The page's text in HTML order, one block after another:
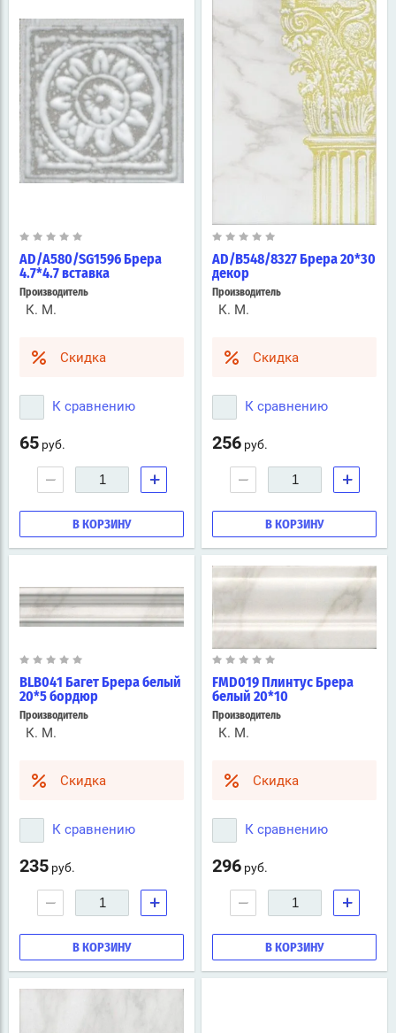
AD/A580/SG1596 Брера
4.7*4.7 вставка
Производитель
К. М.
Скидка
К сравнению
65 руб.
− +
В КОРЗИНУ
AD/B548/8327 Брера 20*30
декор
Производитель
К. М.
Скидка
К сравнению
256 руб.
− +
В КОРЗИНУ
BLB041 Багет Брера белый
20*5 бордюр
Производитель
К. М.
Скидка
К сравнению
235 руб.
− +
В КОРЗИНУ
FMD019 Плинтус Брера
белый 20*10
Производитель
К. М.
Скидка
К сравнению
296 руб.
− +
В КОРЗИНУ